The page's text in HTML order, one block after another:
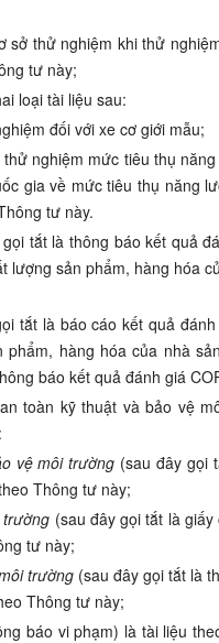
sở thử nghiệm khi thử
tư này;
loại tài liệu sau:
đối với xe cơ giới mẫu;
thử nghiệm mức tiêu thụ
gia về mức tiêu thụ năng
tư này.
tắt là thông báo kết quả
lượng sản phẩm, hàng hóa
tắt là báo cáo kết quả đánh
hàng hóa của nhà
báo kết quả đánh giá
toàn kỹ thuật và bảo vệ
vệ môi trường (sau đây gọi
Thông tư này;
(sau đây gọi tắt là
tư này;
trường (sau đây gọi tắt là
Thông tư này;
báo vi phạm) là tài liệu